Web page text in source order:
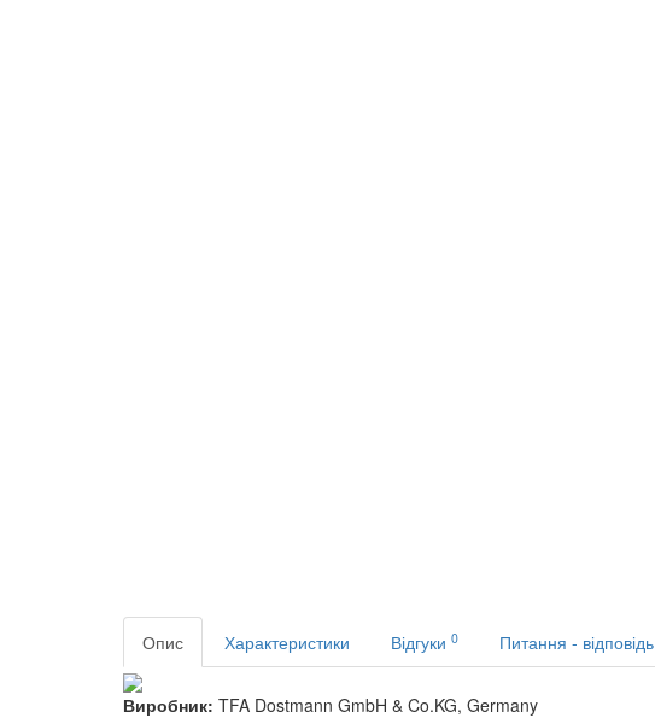
Опис
Характеристики Відгуки 0 Питання - відповідь
Виробник: TFA Dostmann GmbH & Co.KG, Germany